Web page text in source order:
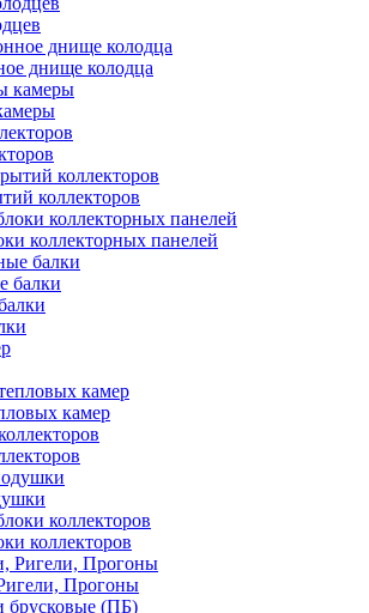
днище колодца
коллекторов
коллекторных панелей
балки
камер
коллекторов
Прогоны